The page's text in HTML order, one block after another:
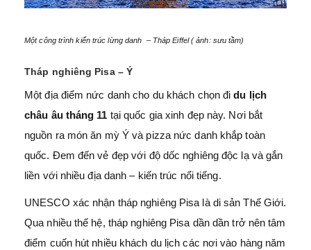
Một công trình kiến trúc lừng danh – Tháp Eiffel ( ảnh: sưu tầm)
Tháp nghiêng Pisa – Ý
Một địa điểm nức danh cho du khách chọn đi du lịch
châu âu tháng 11 tại quốc gia xinh đẹp này. Nơi bắt
nguồn ra món ăn mỳ Ý và pizza nức danh khắp toàn
quốc. Đem đến vẻ đẹp với độ dốc nghiêng độc lạ và gắn
liền với nhiều địa danh – kiến trúc nổi tiếng.
UNESCO xác nhận tháp nghiêng Pisa là di sản Thế Giới.
Qua nhiều thế hệ, tháp nghiêng Pisa dần dần trở nên tâm
điểm cuốn hút nhiều khách du lịch các nơi vào hàng năm